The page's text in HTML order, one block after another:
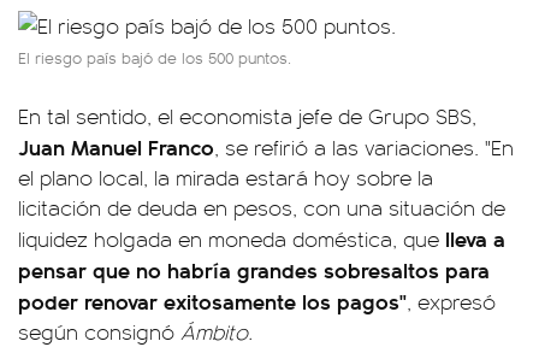
El riesgo país bajó de los 500 puntos.
En tal sentido, el economista jefe de Grupo SBS,
Juan Manuel Franco, se refirió a las variaciones. "En
el plano local, la mirada estará hoy sobre la
licitación de deuda en pesos, con una situación de
liquidez holgada en moneda doméstica, que lleva a
pensar que no habría grandes sobresaltos para
poder renovar exitosamente los pagos", expresó
según consignó Ámbito.